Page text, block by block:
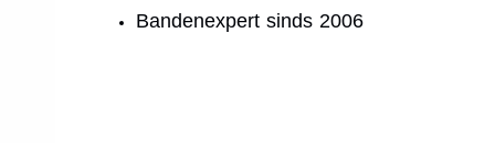
Bandenexpert sinds 2006